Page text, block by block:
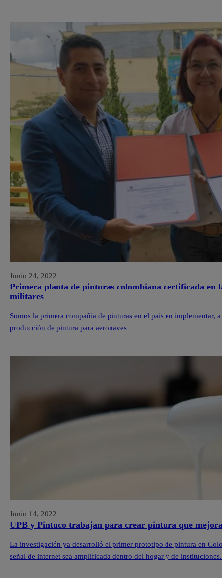
Junio 24, 2022
Primera planta de pinturas colombiana certificada en
militares
Somos la primera compañía de pinturas en el país en implementar,
producción de pintura para aeronaves
Junio 14, 2022
UPB y Pintuco trabajan para crear pintura que
La investigación ya desarrolló el primer prototipo de pintura en
señal de internet sea amplificada dentro del hogar y de instituciones.